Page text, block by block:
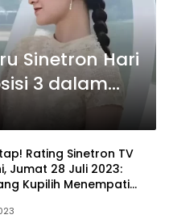
Sinetron Hari
3 dalam
8 Agustus
Rating Sinetron TV
Jumat 28 Juli 2023:
Kupilih Menempati